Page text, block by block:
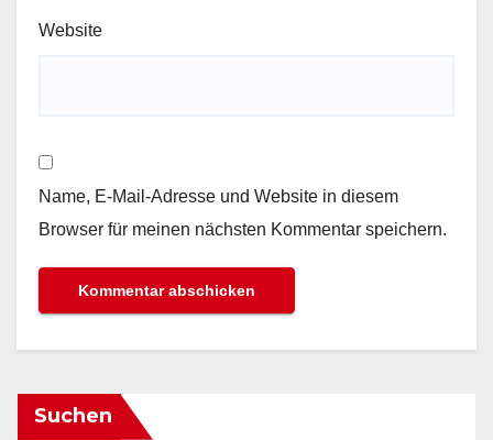
Website
Name, E-Mail-Adresse und Website in diesem
Browser für meinen nächsten Kommentar speichern.
Suchen